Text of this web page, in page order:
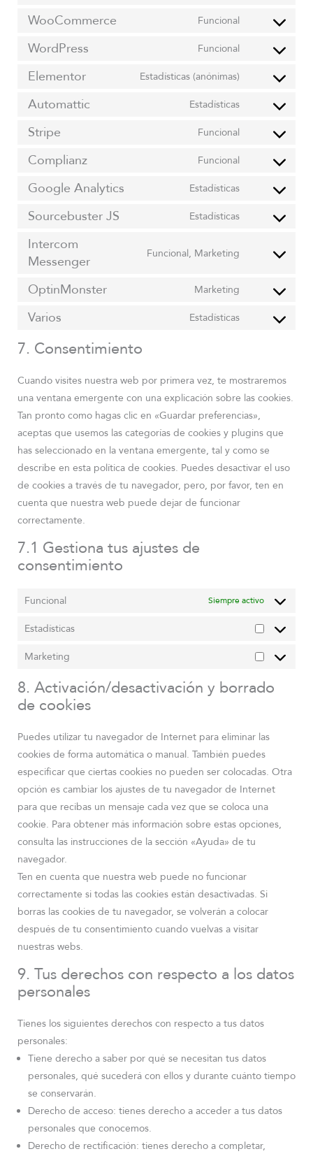
WooCommerce
Funcional
WordPress Funcional
Elementor Estadísticas (anónimas)
Automattic Estadísticas
Stripe Funcional
Complianz Funcional
Google Analytics Estadísticas
Sourcebuster JS Estadísticas
Intercom
Messenger
Funcional, Marketing
OptinMonster Marketing
Varios Estadísticas
7. Consentimiento
Cuando visites nuestra web por primera vez, te mostraremos
una ventana emergente con una explicación sobre las cookies.
Tan pronto como hagas clic en «Guardar preferencias»,
aceptas que usemos las categorías de cookies y plugins que
has seleccionado en la ventana emergente, tal y como se
describe en esta política de cookies. Puedes desactivar el uso
de cookies a través de tu navegador, pero, por favor, ten en
cuenta que nuestra web puede dejar de funcionar
correctamente.
7.1 Gestiona tus ajustes de
consentimiento
Funcional Siempre activo
Estadísticas
Marketing
8. Activación/desactivación y borrado
de cookies
Puedes utilizar tu navegador de Internet para eliminar las
cookies de forma automática o manual. También puedes
especificar que ciertas cookies no pueden ser colocadas. Otra
opción es cambiar los ajustes de tu navegador de Internet
para que recibas un mensaje cada vez que se coloca una
cookie. Para obtener más información sobre estas opciones,
consulta las instrucciones de la sección «Ayuda» de tu
navegador.
Ten en cuenta que nuestra web puede no funcionar
correctamente si todas las cookies están desactivadas. Si
borras las cookies de tu navegador, se volverán a colocar
después de tu consentimiento cuando vuelvas a visitar
nuestras webs.
9. Tus derechos con respecto a los datos
personales
Tienes los siguientes derechos con respecto a tus datos
personales:
Tiene derecho a saber por qué se necesitan tus datos
personales, qué sucederá con ellos y durante cuánto tiempo
se conservarán.
Derecho de acceso: tienes derecho a acceder a tus datos
personales que conocemos.
Derecho de rectificación: tienes derecho a completar,